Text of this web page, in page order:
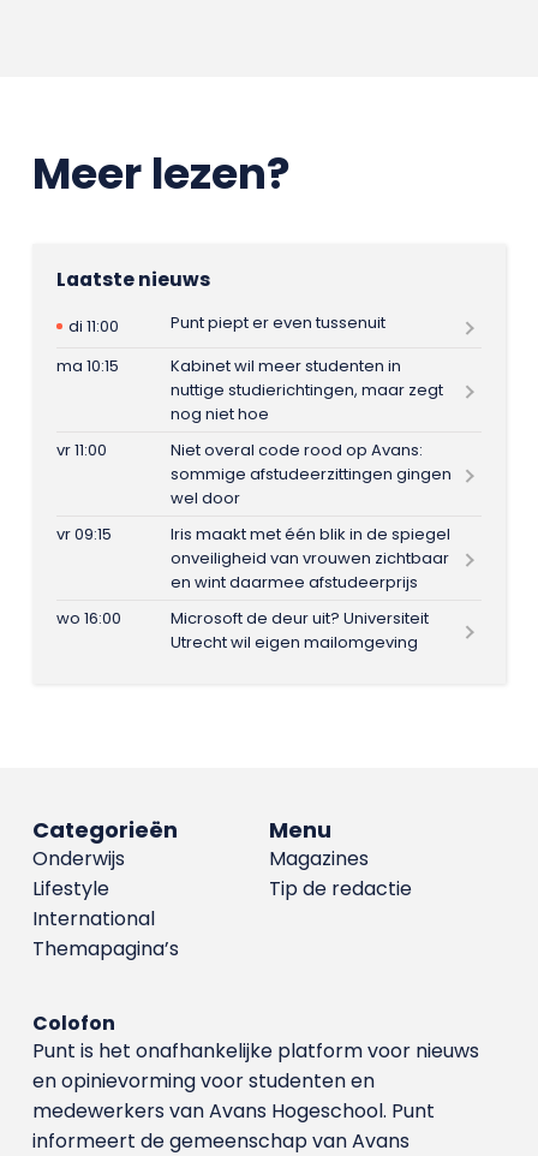
Meer lezen?
Laatste nieuws
di 11:00
Punt piept er even tussenuit
ma 10:15
Kabinet wil meer studenten in
nuttige studierichtingen, maar zegt
nog niet hoe
vr 11:00
Niet overal code rood op Avans:
sommige afstudeerzittingen gingen
wel door
vr 09:15
Iris maakt met één blik in de spiegel
onveiligheid van vrouwen zichtbaar
en wint daarmee afstudeerprijs
wo 16:00
Microsoft de deur uit? Universiteit
Utrecht wil eigen mailomgeving
Menu
Magazines
Tip de redactie
Categorieën
Onderwijs
Lifestyle
International
Themapagina’s
Colofon
Punt is het onafhankelijke platform voor nieuws
en opinievorming voor studenten en
medewerkers van Avans Hoge­school. Punt
informeert de gemeenschap van Avans